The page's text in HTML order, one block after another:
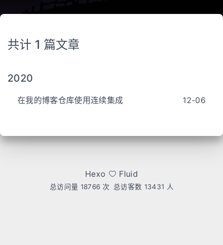
共计 1 篇文章
2020
在我的博客仓库使用连续集成 12-06
Hexo Fluid
总访问量 18766 次 总访客数 13431 人